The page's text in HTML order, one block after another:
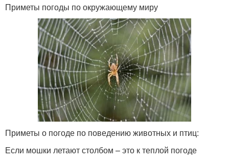
Приметы погоды по окружающему миру
Приметы о погоде по поведению животных и птиц:
Если мошки летают столбом – это к теплой погоде